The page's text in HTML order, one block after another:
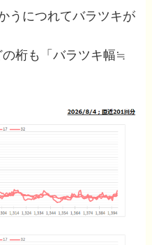
うにつれてバラツキが
桁も「バラツキ幅≒